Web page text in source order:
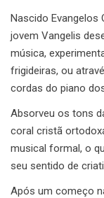
Nascido Evangelos
jovem Vangelis
música,
frigideiras, ou
cordas do piano
Absorveu os tons
coral cristã
musical formal, o
seu sentido de
Após um começo